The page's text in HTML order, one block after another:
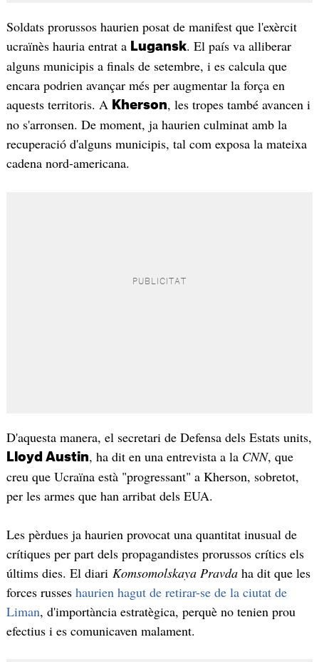
Soldats prorussos haurien posat de manifest que l'exèrcit
ucraïnès hauria entrat a Lugansk. El país va alliberar
alguns municipis a finals de setembre, i es calcula que
encara podrien avançar més per augmentar la força en
aquests territoris. A Kherson, les tropes també avancen i
no s'arronsen. De moment, ja haurien culminat amb la
recuperació d'alguns municipis, tal com exposa la mateixa
cadena nord-americana.
D'aquesta manera, el secretari de Defensa dels Estats units,
Lloyd Austin, ha dit en una entrevista a la CNN, que
creu que Ucraïna està "progressant" a Kherson, sobretot,
per les armes que han arribat dels EUA.
Les pèrdues ja haurien provocat una quantitat inusual de
crítiques per part dels propagandistes prorussos crítics els
últims dies. El diari Komsomolskaya Pravdaha dit que les
forces russes haurien hagut de retirar-se de la ciutat de
Liman, d'importància estratègica, perquè no tenien prou
efectius i es comunicaven malament.